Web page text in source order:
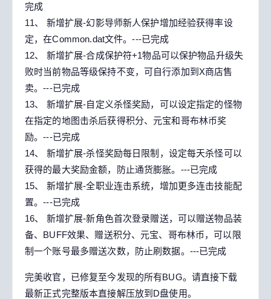
完成
11、 新增扩展-幻影导师新人保护增加经验获得率设
定，在Common.dat文件。---已完成
12、 新增扩展-合成保护符+1物品可以保护物品升级失
败时当前物品等级保持不变，可自行添加到X商店售
卖。---已完成
13、 新增扩展-自定义杀怪奖励，可以设定指定的怪物
在指定的地图击杀后获得积分、元宝和哥布林币奖
励。---已完成
14、 新增扩展-杀怪奖励每日限制，设定每天杀怪可以
获得的最大奖励金额，防止通货膨胀。---已完成
15、 新增扩展-全职业连击系统，增加更多连击技能配
置。---已完成
16、 新增扩展-新角色首次登录赠送，可以赠送物品装
备、BUFF效果、赠送积分、元宝、哥布林币，可以限
制一个账号最多赠送次数，防止刷数据。---已完成
完美收官，已修复至今发现的所有BUG。请直接下载
最新正式完整版本直接解压放到D盘使用。